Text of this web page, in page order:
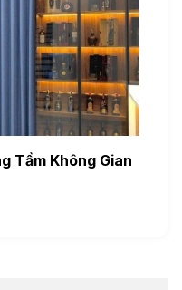
Tầm Không Gian